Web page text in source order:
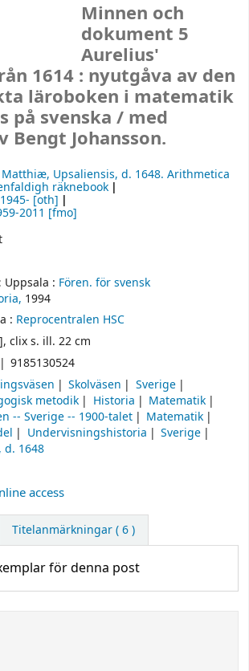
Minnen och
dokument 5
Aurelius'
1614 : nyutgåva av den
läroboken i matematik
på svenska / med
Bengt Johansson.
Upsaliensis, d. 1648. Arithmetica
räknebook
[oth]
2011 [fmo]
Uppsala : Fören. för svensk
1994
: Reprocentralen HSC
clix s. ill. 22 cm
9185130524
Skolväsen
Sverige
metodik Historia
Matematik
-- Sverige -- 1900-talet
Matematik
Undervisningshistoria
Sverige
d. 1648
access
Titelanmärkningar ( 6 )
för denna post